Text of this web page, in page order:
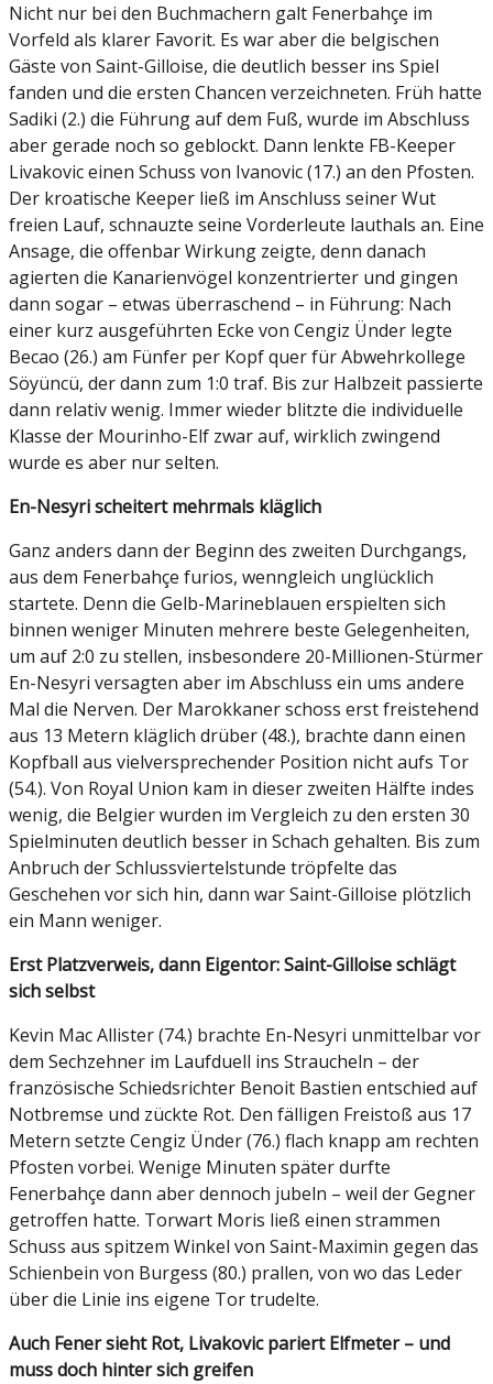
Nicht nur bei den Buchmachern galt Fenerbahçe im
Vorfeld als klarer Favorit. Es war aber die belgischen
Gäste von Saint-Gilloise, die deutlich besser ins Spiel
fanden und die ersten Chancen verzeichneten. Früh hatte
Sadiki (2.) die Führung auf dem Fuß, wurde im Abschluss
aber gerade noch so geblockt. Dann lenkte FB-Keeper
Livakovic einen Schuss von Ivanovic (17.) an den Pfosten.
Der kroatische Keeper ließ im Anschluss seiner Wut
freien Lauf, schnauzte seine Vorderleute lauthals an. Eine
Ansage, die offenbar Wirkung zeigte, denn danach
agierten die Kanarienvögel konzentrierter und gingen
dann sogar – etwas überraschend – in Führung: Nach
einer kurz ausgeführten Ecke von Cengiz Ünder legte
Becao (26.) am Fünfer per Kopf quer für Abwehrkollege
Söyüncü, der dann zum 1:0 traf. Bis zur Halbzeit passierte
dann relativ wenig. Immer wieder blitzte die individuelle
Klasse der Mourinho-Elf zwar auf, wirklich zwingend
wurde es aber nur selten.
En-Nesyri scheitert mehrmals kläglich
Ganz anders dann der Beginn des zweiten Durchgangs,
aus dem Fenerbahçe furios, wenngleich unglücklich
startete. Denn die Gelb-Marineblauen erspielten sich
binnen weniger Minuten mehrere beste Gelegenheiten,
um auf 2:0 zu stellen, insbesondere 20-Millionen-Stürmer
En-Nesyri versagten aber im Abschluss ein ums andere
Mal die Nerven. Der Marokkaner schoss erst freistehend
aus 13 Metern kläglich drüber (48.), brachte dann einen
Kopfball aus vielversprechender Position nicht aufs Tor
(54.). Von Royal Union kam in dieser zweiten Hälfte indes
wenig, die Belgier wurden im Vergleich zu den ersten 30
Spielminuten deutlich besser in Schach gehalten. Bis zum
Anbruch der Schlussviertelstunde tröpfelte das
Geschehen vor sich hin, dann war Saint-Gilloise plötzlich
ein Mann weniger.
Erst Platzverweis, dann Eigentor: Saint-Gilloise schlägt
sich selbst
Kevin Mac Allister (74.) brachte En-Nesyri unmittelbar vor
dem Sechzehner im Laufduell ins Straucheln – der
französische Schiedsrichter Benoit Bastien entschied auf
Notbremse und zückte Rot. Den fälligen Freistoß aus 17
Metern setzte Cengiz Ünder (76.) flach knapp am rechten
Pfosten vorbei. Wenige Minuten später durfte
Fenerbahçe dann aber dennoch jubeln – weil der Gegner
getroffen hatte. Torwart Moris ließ einen strammen
Schuss aus spitzem Winkel von Saint-Maximin gegen das
Schienbein von Burgess (80.) prallen, von wo das Leder
über die Linie ins eigene Tor trudelte.
Auch Fener sieht Rot, Livakovic pariert Elfmeter – und
muss doch hinter sich greifen